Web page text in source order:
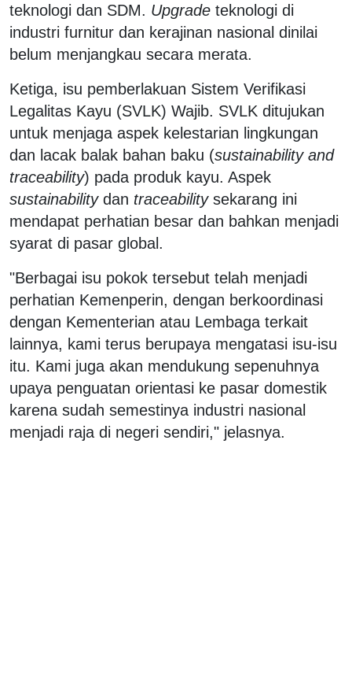
teknologi dan SDM. Upgrade teknologi di
industri furnitur dan kerajinan nasional dinilai
belum menjangkau secara merata.
Ketiga, isu pemberlakuan Sistem Verifikasi
Legalitas Kayu (SVLK) Wajib. SVLK ditujukan
untuk menjaga aspek kelestarian lingkungan
dan lacak balak bahan baku (sustainability and
traceability) pada produk kayu. Aspek
sustainabilitydan traceabilitysekarang ini
mendapat perhatian besar dan bahkan menjadi
syarat di pasar global.
"Berbagai isu pokok tersebut telah menjadi
perhatian Kemenperin, dengan berkoordinasi
dengan Kementerian atau Lembaga terkait
lainnya, kami terus berupaya mengatasi isu-isu
itu. Kami juga akan mendukung sepenuhnya
upaya penguatan orientasi ke pasar domestik
karena sudah semestinya industri nasional
menjadi raja di negeri sendiri," jelasnya.